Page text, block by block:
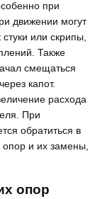
при
движении могут
или скрипы,
Также
смещаться
капот.
расхода
При
обратиться в
опор и их замены,
опор